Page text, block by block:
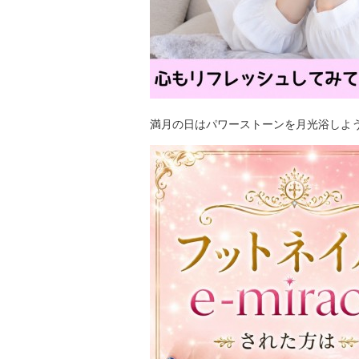
満月の日はパワーストーンを月光浴しよ